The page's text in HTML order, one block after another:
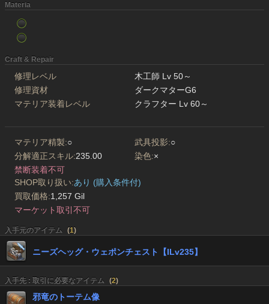
Materia
Craft & Repair
修理レベル
木工師 Lv 50～
修理資材
ダークマターG6
マテリア装着レベル
クラフター Lv 60～
マテリア精製:○ 武具投影:○
分解適正スキル:235.00 染色:×
禁断装着不可
SHOP取り扱い:あり (購入条件付)
買取価格:1,257 Gil
マーケット取引不可
入手元のアイテム (1)
ニーズヘッグ・ウェポンチェスト【ILv235】
入手先 : 取引に必要なアイテム (2)
邪竜のトーテム像